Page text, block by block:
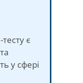
є
у сфері